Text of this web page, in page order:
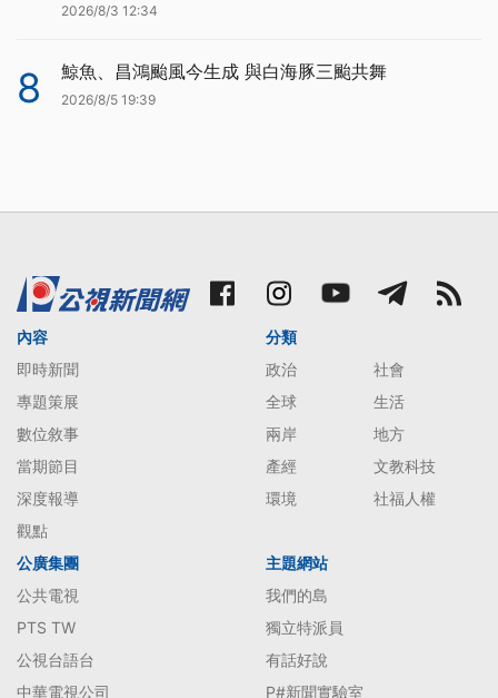
2026/8/3 12:34
8 鯨魚、昌鴻颱風今生成 與白海豚三颱共舞
2026/8/5 19:39
內容
即時新聞
專題策展
數位敘事
當期節目
深度報導
觀點
分類
政治
社會
全球
生活
兩岸
地方
產經
文教科技
環境
社福人權
公廣集團
公共電視
PTS TW
公視台語台
中華電視公司
主題網站
我們的島
獨立特派員
有話好說
P#新聞實驗室